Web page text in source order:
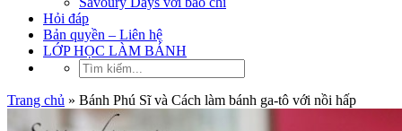
Hỏi đáp
Bản quyền – Liên hệ
LỚP HỌC LÀM BÁNH
Trang chủ » Bánh Phú Sĩ và Cách làm bánh ga-tô với nồi hấp